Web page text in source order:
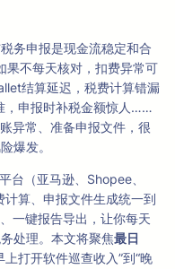
务申报是现金流稳定和合
果不每天核对，扣费异常可
结算延迟，税费计算错漏
，申报时补税金额惊人……
异常、准备申报文件，很
爆发。
台（亚马逊、Shopee、
算、申报文件生成统一到
一键报告导出，让你每天
处理。本文将聚焦最日
打开软件巡查收入”到“晚